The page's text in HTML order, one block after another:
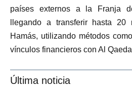
países externos a la Franja
llegando a transferir hasta
Hamás, utilizando métodos
vínculos financieros con Al
Última noticia